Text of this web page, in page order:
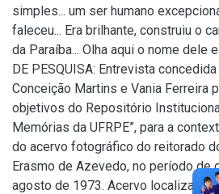
simples... um ser humano
faleceu... Era brilhante, construiu o
da Paraíba... Olha aqui o nome dele
DE PESQUISA: Entrevista
Conceição Martins e Vania Ferreira
objetivos do Repositório
Memórias da UFRPE”, para a
do acervo fotográfico do reitorado
Erasmo de Azevedo, no período de
agosto de 1973. Acervo localizado